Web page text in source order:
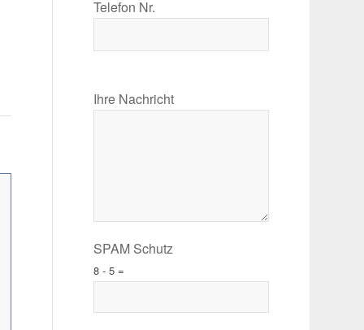
Telefon Nr.
Ihre Nachricht
SPAM Schutz
8 - 5 =